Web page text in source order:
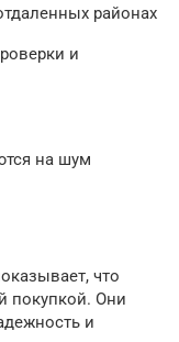
районах
и
на шум
что
покупкой. Они
и